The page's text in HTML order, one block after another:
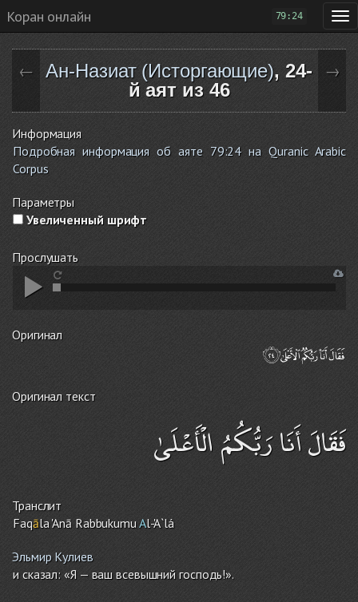
Коран онлайн 79:24
← Ан-Назиат (Исторгающие), 24-
й аят из 46
→
Информация
Подробная информация об аяте 79:24 на Quranic Arabic
Corpus
Параметры
Увеличенный шрифт
Прослушать
Оригинал
Оригинал текст
فَقَالَ أَنَا رَبُّكُمُ الْأَعْلَىٰ
Транслит
Faqāla 'Anā RabbukumuAl-'A`lá
Эльмир Кулиев
и сказал: «Я — ваш всевышний господь!».